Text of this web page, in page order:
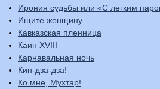
Ирония судьбы или «С легким
Ищите женщину
Кавказская пленница
Каин XVIII
Карнавальная ночь
Кин-дза-дза!
Ко мне, Мухтар!